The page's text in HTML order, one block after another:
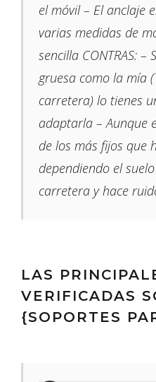
el móvil – El anclaje
varias medidas de
sencilla CONTRAS:
gruesa como la mía
carretera) lo tienes
adaptarla – Aunque
de los más fijos que
dependiendo el
carretera y hace
LAS
VERIFICADAS
{SOPORTES